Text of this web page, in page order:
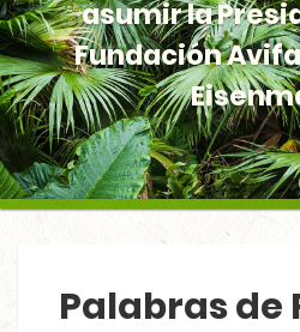
asumir la
Fundación
Palabras de